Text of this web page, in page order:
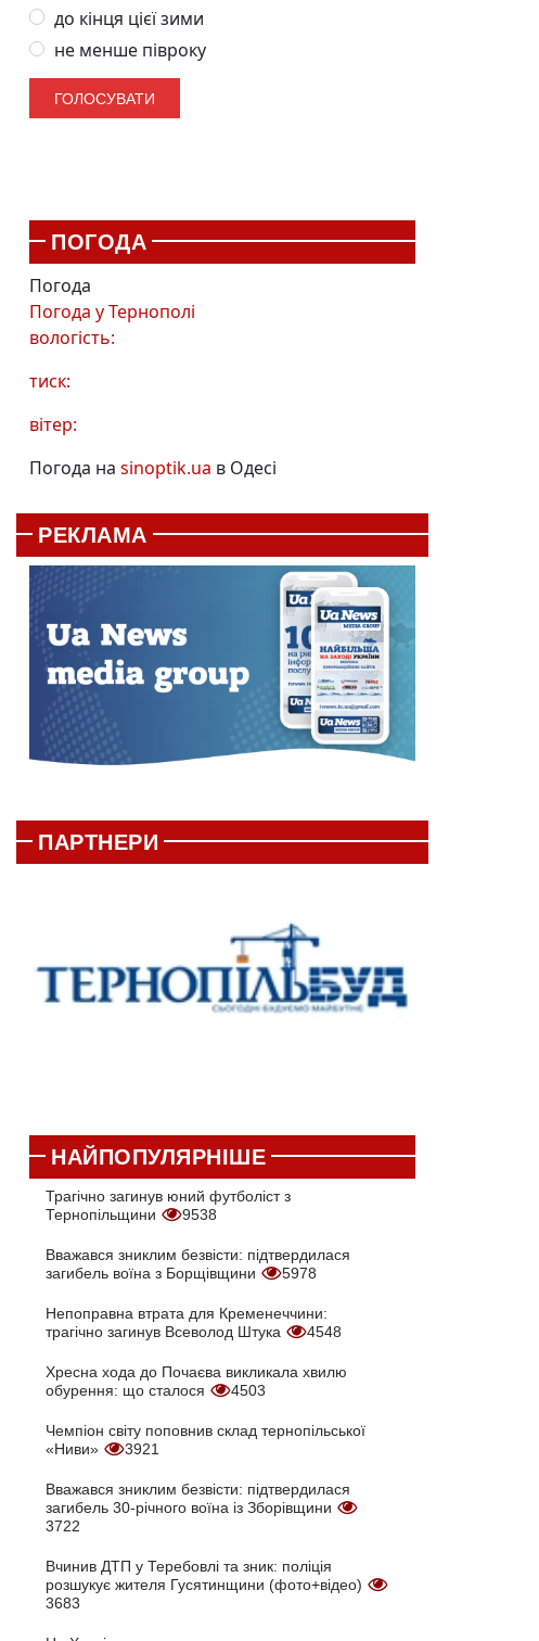
до кінця цієї зими
не менше півроку
ПОГОДА
Погода
Погода уТернополі
вологість:
тиск:
вітер:
Погода на sinoptik.ua в Одесі
РЕКЛАМА
ПАРТНЕРИ
НАЙПОПУЛЯРНІШЕ
Трагічно загинув юний футболіст з
Тернопільщини
9538
Вважався зниклим безвісти: підтвердилася
загибель воїна з Борщівщини
5978
Непоправна втрата для Кременеччини:
трагічно загинув Всеволод Штука
4548
Хресна хода до Почаєва викликала хвилю
обурення: що сталося
4503
Чемпіон світу поповнив склад тернопільської
«Ниви»
3921
Вважався зниклим безвісти: підтвердилася
загибель 30-річного воїна із Зборівщини
3722
Вчинив ДТП у Теребовлі та зник: поліція
розшукує жителя Гусятинщини (фото+відео)
3683